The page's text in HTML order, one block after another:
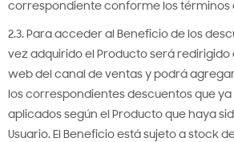
correspondiente conforme los términos
2.3. Para acceder al Beneficio de los
vez adquirido el Producto será redirigido
web del canal de ventas y podrá
los correspondientes descuentos que
aplicados según el Producto que haya
Usuario. El Beneficio está sujeto a stock